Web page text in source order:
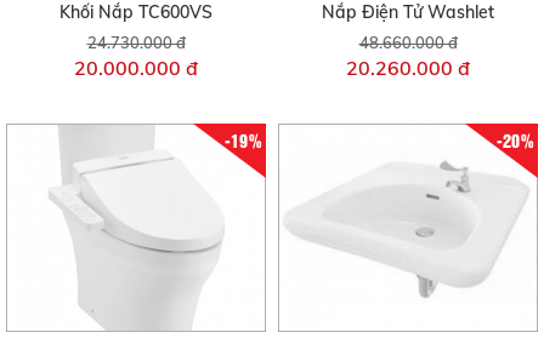
Khối Nắp TC600VS
24.730.000 đ
20.000.000 đ
Nắp Điện Tử Washlet
48.660.000 đ
20.260.000 đ
-19% -20%